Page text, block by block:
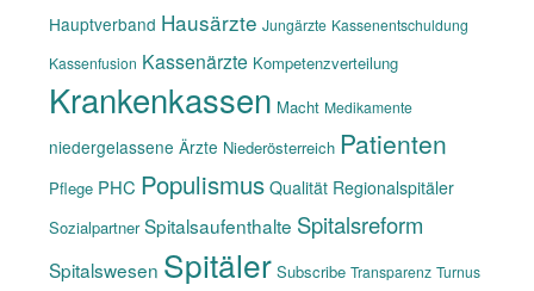
Hauptverband Hausärzte Jungärzte Kassenentschuldung
Kassenfusion Kassenärzte Kompetenzverteilung
Krankenkassen Macht Medikamente
niedergelassene Ärzte Niederösterreich Patienten
Pflege PHC Populismus Qualität Regionalspitäler
Sozialpartner Spitalsaufenthalte Spitalsreform
Spitalswesen Spitäler Subscribe Transparenz Turnus